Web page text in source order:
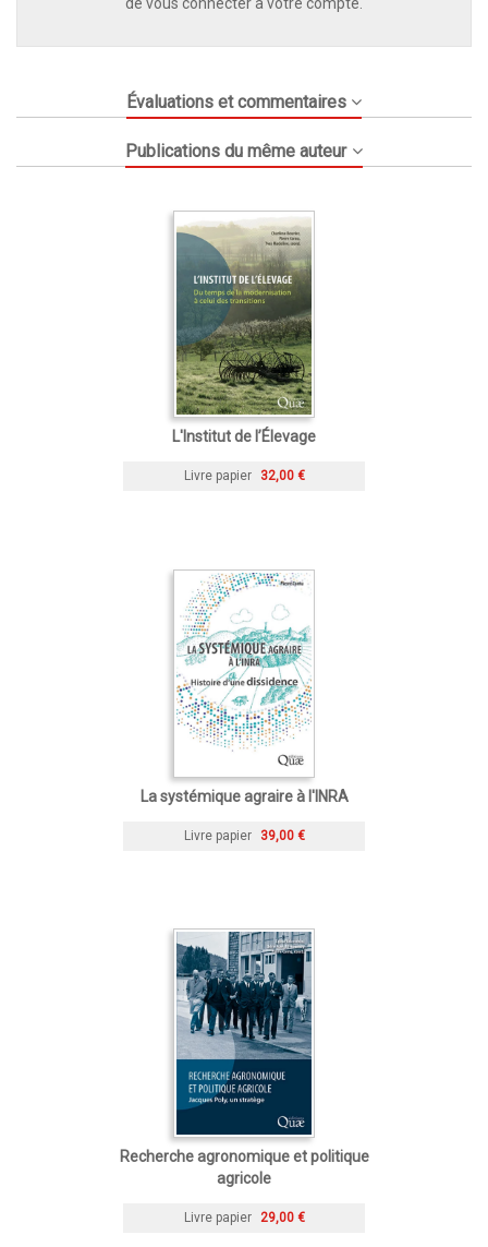
de vous connecter à votre compte.
Évaluations et commentaires
Publications du même auteur
L'Institut de l’Élevage
Livre papier 32,00 €
La systémique agraire à l'INRA
Livre papier 39,00 €
Recherche agronomique et politique
agricole
Livre papier 29,00 €